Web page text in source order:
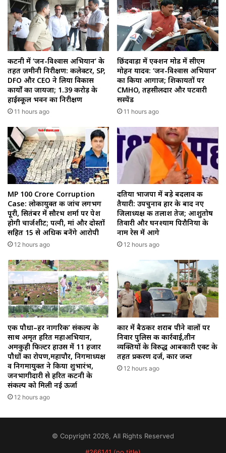
कटनी में ‘जन-विश्वास अभियान’ के
तहत ज़मीनी निरीक्षण: कलेक्टर, SP,
DFO और CEO ने लिया विकास
कार्यों का जायजा; ₹1.39 करोड़ के
हाईस्कूल भवन का निरीक्षण
11 hours ago
छिंदवाड़ा में एक्शन मोड में सीएम
मोहन यादव: ‘जन-विश्वास अभियान’
का किया आगाज; शिकायतों पर
CMHO, तहसीलदार और पटवारी
सस्पेंड
11 hours ago
MP 100 Crore Corruption
Case: लोकायुक्त की जांच लगभग
पूरी, सितंबर में सौरभ शर्मा पर पेश
होगी चार्जशीट; पत्नी, मां और दोस्तों
सहित 15 से अधिक बनेंगे आरोपी
12 hours ago
दतिया भाजपा में बड़े बदलाव की
तैयारी: उपचुनाव हार के बाद नए
जिलाध्यक्ष की तलाश तेज; आशुतोष
तिवारी और घनश्याम पिरौनिया के
नाम रेस में आगे
12 hours ago
एक पौधा–हर नागरिक’ संकल्प के
साथ अमृत हरित महाअभियान,
अमकुही फिल्टर हाउस में 11 हजार
पौधों का रोपण,महापौर, निगमाध्यक्ष
व निगमायुक्त ने किया शुभारंभ,
जनभागीदारी से हरित कटनी के
संकल्प को मिली नई ऊर्जा
12 hours ago
कार में बैठकर शराब पीने वालों पर
निवार पुलिस की कार्रवाई,तीन
व्यक्तियों के विरुद्ध आबकारी एक्ट के
तहत प्रकरण दर्ज, कार जब्त
12 hours ago
© Copyright 2026, All Rights Reserved